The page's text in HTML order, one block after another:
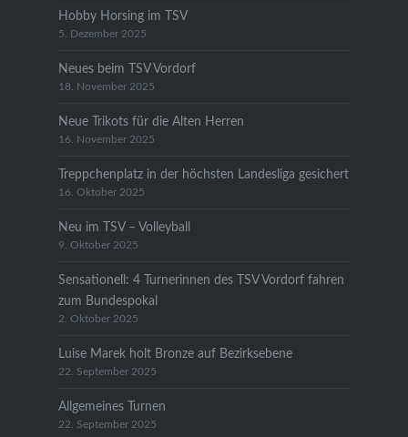
Hobby Horsing im TSV
5. Dezember 2025
Neues beim TSV Vordorf
18. November 2025
Neue Trikots für die Alten Herren
16. November 2025
Treppchenplatz in der höchsten Landesliga gesichert
16. Oktober 2025
Neu im TSV – Volleyball
9. Oktober 2025
Sensationell: 4 Turnerinnen des TSV Vordorf fahren
zum Bundespokal
2. Oktober 2025
Luise Marek holt Bronze auf Bezirksebene
22. September 2025
Allgemeines Turnen
22. September 2025